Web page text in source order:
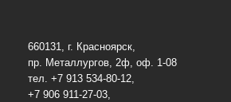
660131, г. Красноярск,
пр. Металлургов, 2ф, оф. 1-08
тел. +7 913 534-80-12,
+7 906 911-27-03,